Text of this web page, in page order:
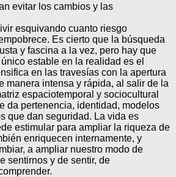
evitar los cambios y las
esquivando cuanto riesgo
Es cierto que la búsqueda
y fascina a la vez, pero hay que
estable en la realidad es el
en las travesías con la apertura
manera intensa y rápida, al salir de la
espaciotemporal y sociocultural
da pertenencia, identidad, modelos
que dan seguridad. La vida es
estimular para ampliar la riqueza de
enriquecen internamente, y
a ampliar nuestro modo de
sentirnos y de sentir, de